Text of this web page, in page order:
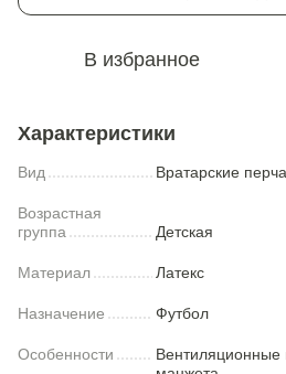
В избранное
Характеристики
Вид Вратарские
Возрастная
группа
Детская
Материал Латекс
Назначение Футбол
Особенности
Вентиляционные